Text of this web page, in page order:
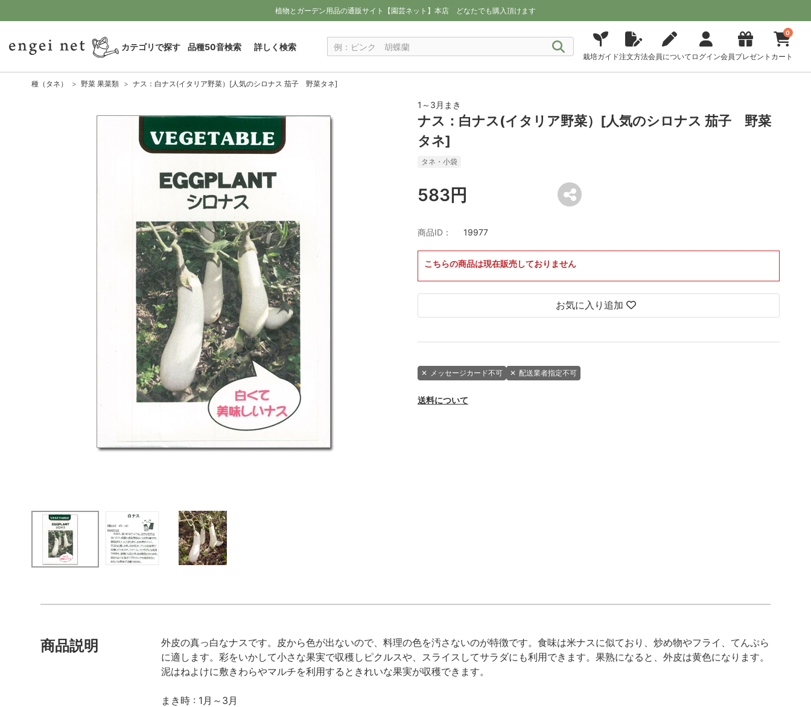
植物とガーデン用品の通販サイト【園芸ネット】本店 どなたでも購入頂けます
カテゴリで探す 品種50音検索 詳しく検索
栽培ガイド注文方法会員について ログイン会員プレゼント
0
カート
種（タネ） 野菜 果菜類 ナス：白ナス(イタリア野菜）[人気のシロナス 茄子 野菜タネ]
1～3月まき
ナス：白ナス(イタリア野菜）[人気のシロナス 茄子 野菜
タネ]
タネ・小袋
583円
商品ID： 19977
こちらの商品は現在販売しておりません
お気に入り追加
✕ メッセージカード不可 ✕ 配送業者指定不可
送料について
商品説明
外皮の真っ白なナスです。皮から色が出ないので、料理の色を汚さないのが特徴です。食味は米ナスに似ており、炒め物やフライ、てんぷら
に適します。彩をいかして小さな果実で収穫しピクルスや、スライスしてサラダにも利用できます。果熟になると、外皮は黄色になります。
泥はねよけに敷きわらやマルチを利用するときれいな果実が収穫できます。
まき時 : 1月～3月